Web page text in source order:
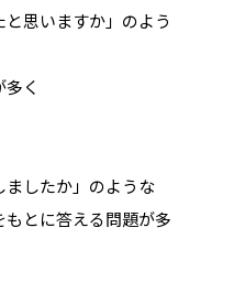
と思いますか」のよう
く
ましたか」のような
とに答える問題が多